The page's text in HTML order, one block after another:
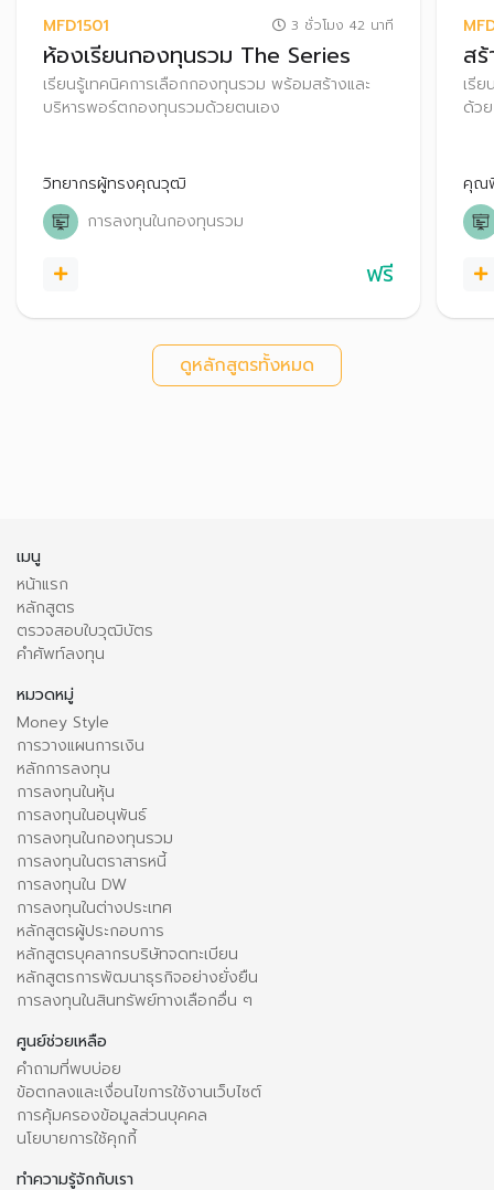
MFD1501 3 ชั่วโมง 42 นาที
ห้องเรียนกองทุนรวม The Series
เรียนรู้เทคนิคการเลือกกองทุนรวม พร้อมสร้างและ
บริหารพอร์ตกองทุนรวมด้วยตนเอง
วิทยากรผู้ทรงคุณวุฒิ
การลงทุนในกองทุนรวม
ฟรี
ส
เรี
ด้ว
คุณ
ดูหลักสูตรทั้งหมด
เมนู
หน้าแรก
หลักสูตร
ตรวจสอบใบวุฒิบัตร
คำศัพท์ลงทุน
หมวดหมู่
Money Style
การวางแผนการเงิน
หลักการลงทุน
การลงทุนในหุ้น
การลงทุนในอนุพันธ์
การลงทุนในกองทุนรวม
การลงทุนในตราสารหนี้
การลงทุนใน DW
การลงทุนในต่างประเทศ
หลักสูตรผู้ประกอบการ
หลักสูตรบุคลากรบริษัทจดทะเบียน
หลักสูตรการพัฒนาธุรกิจอย่างยั่งยืน
การลงทุนในสินทรัพย์ทางเลือกอื่น ๆ
ศูนย์ช่วยเหลือ
คำถามที่พบบ่อย
ข้อตกลงและเงื่อนไขการใช้งานเว็บไซต์
การคุ้มครองข้อมูลส่วนบุคคล
นโยบายการใช้คุกกี้
ทำความรู้จักกับเรา